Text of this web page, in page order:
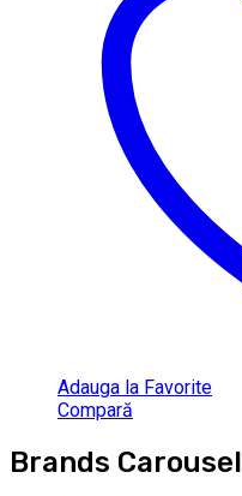
Adauga la Favorite
Compară
Brands Carousel